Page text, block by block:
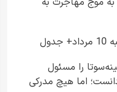
را مسئول
اما هیچ مدرکی